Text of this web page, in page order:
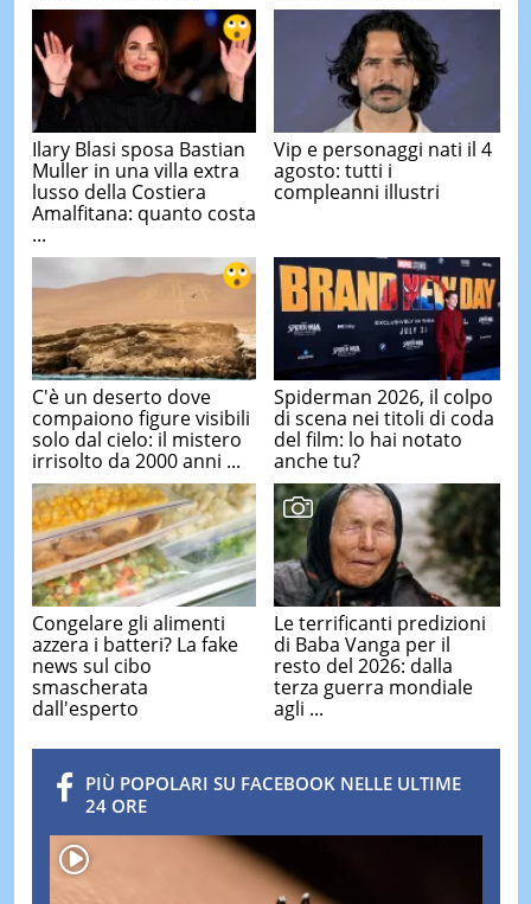
Ilary Blasi sposa Bastian
Muller in una villa extra
lusso della Costiera
Amalfitana: quanto costa
...
Vip e personaggi nati il 4
agosto: tutti i
compleanni illustri
C'è un deserto dove
compaiono figure visibili
solo dal cielo: il mistero
irrisolto da 2000 anni ...
Spiderman 2026, il colpo
di scena nei titoli di coda
del film: lo hai notato
anche tu?
Congelare gli alimenti
azzera i batteri? La fake
news sul cibo
smascherata
dall'esperto
Le terrificanti predizioni
di Baba Vanga per il
resto del 2026: dalla
terza guerra mondiale
agli ...
PIÙ POPOLARI SU FACEBOOK NELLE ULTIME
24 ORE